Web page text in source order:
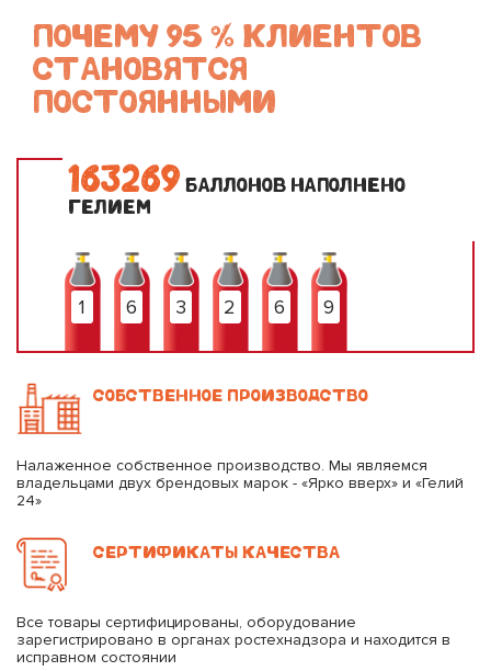
ПОЧЕМУ 95 % КЛИЕНТОВ
СТАНОВЯТСЯ
ПОСТОЯННЫМИ
163269 БАЛЛОНОВ НАПОЛНЕНО
ГЕЛИЕМ
1 6 3 2 6 9
СОБСТВЕННОЕ ПРОИЗВОДСТВО
Налаженное собственное производство. Мы являемся
владельцами двух брендовых марок - «Ярко вверх» и «Гелий
24»
СЕРТИФИКАТЫ КАЧЕСТВА
Все товары сертифицированы, оборудование
зарегистрировано в органах ростехнадзора и находится в
исправном состоянии